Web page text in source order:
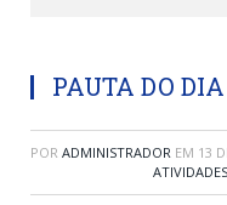
PAUTA DO
POR ADMINISTRADOR EM 13